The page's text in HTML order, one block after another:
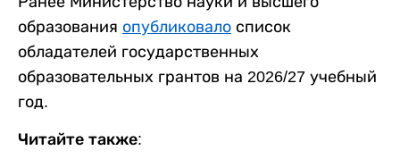
образования опубликовало список
обладателей государственных
образовательных грантов на 2026/27 учебный
год.
Читайте также: